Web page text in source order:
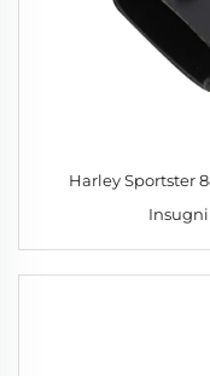
Harley Sportster